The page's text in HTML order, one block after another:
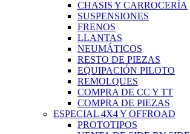
CHASIS Y CARROCERÍA
SUSPENSIONES
FRENOS
LLANTAS
NEUMÁTICOS
RESTO DE PIEZAS
EQUIPACIÓN PILOTO
REMOLQUES
COMPRA DE CC Y TT
COMPRA DE PIEZAS
ESPECIAL 4X4 Y OFFROAD
PROTOTIPOS